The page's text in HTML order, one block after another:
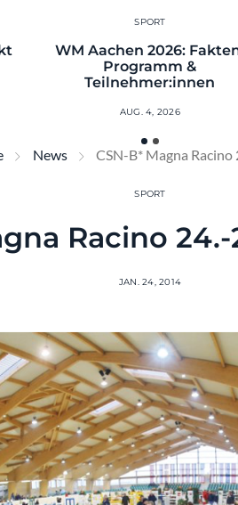
SPORT
WM Aachen 2026:
Programm &
Teilnehmer:innen
AUG. 4, 2026
News CSN-B* Magna
SPORT
Racino
JAN. 24, 2014